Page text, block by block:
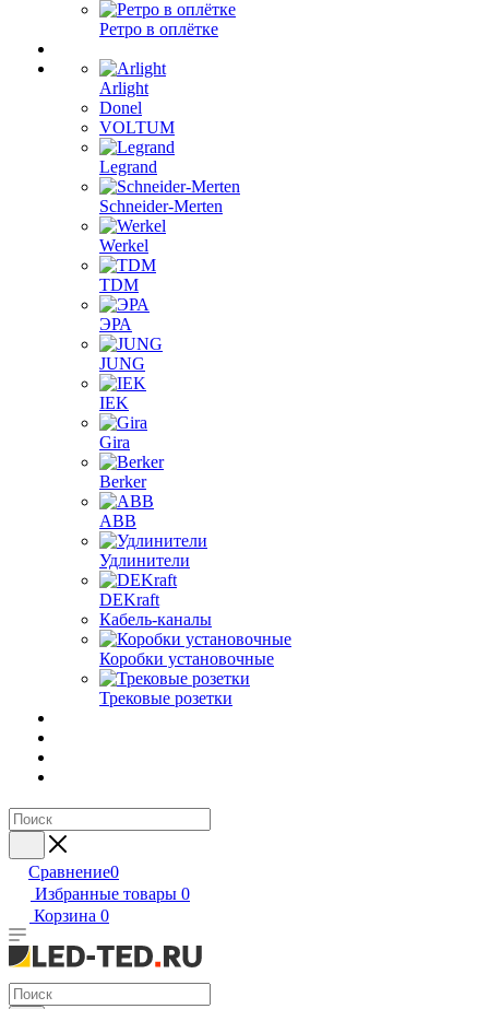
Ретро в оплётке
Arlight
Donel
VOLTUM
Legrand
Schneider-Merten
Werkel
TDM
ЭРА
JUNG
IEK
Gira
Berker
ABB
Удлинители
DEKraft
Кабель-каналы
Коробки установочные
Трековые розетки
Сравнение0
Избранные товары 0
Корзина 0